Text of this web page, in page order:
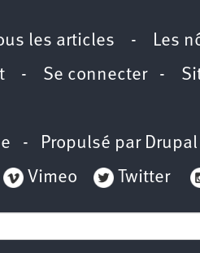
Moyen-
Océanie
les articles - Les
- Se connecter-
- Propulsé par Drupal
Vimeo Twitter